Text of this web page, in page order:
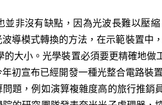
並非沒有缺點，因為光波長難以壓
導模式轉換的方法，在示範裝置中
的大小。光學裝置必須要更精確地
初宣布已經開發一種光整合電路裝
題，例如演算複雜度高的旅行推